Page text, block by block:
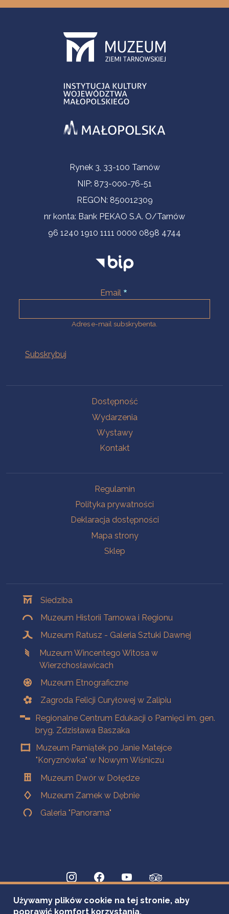
Informacje kontaktoweRynek 3, 33-100 Tarnów
NIP: 873-000-76-51
REGON: 850012309
nr konta: Bank PEKAO S.A. O/Tarnów
96 1240 1910 1111 0000 0898 4744
Email
Adres e-mail subskrybenta.
Dostępność
Wydarzenia
Wystawy
Kontakt
Regulamin
Polityka prywatności
Deklaracja dostępności
Mapa strony
Sklep
Siedziba
Muzeum Historii Tarnowa i Regionu
Muzeum Ratusz - Galeria Sztuki Dawnej
Muzeum Wincentego Witosa w
Wierzchosławicach
Muzeum Etnograficzne
Zagroda Felicji Curyłowej w Zalipiu
Regionalne Centrum Edukacji o Pamięci im. gen.
bryg. Zdzisława Baszaka
Muzeum Pamiątek po Janie Matejce
"Koryznówka" w Nowym Wiśniczu
Muzeum Dwór w Dołędze
Muzeum Zamek w Dębnie
Galeria "Panorama"
Używamy plików cookie na tej stronie, aby
poprawić komfort korzystania.